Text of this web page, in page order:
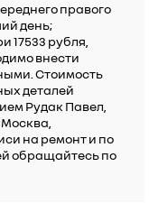
правого
день;
17533 рубля,
внести
Стоимость
деталей
Рудак Павел,
на ремонт и по
обращайтесь по